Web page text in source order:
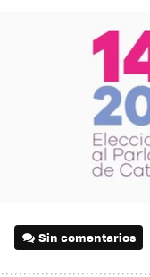
Sin comentarios